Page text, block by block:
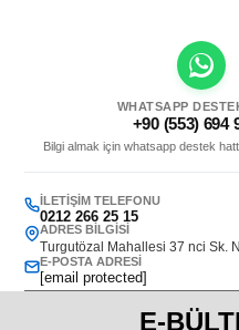
WHATSAPP
+90 (553) 694
Bilgi almak için whatsapp destek
İLETIŞIM TELEFONU
0212 266 25 15
ADRES BILGISI
Turgutözal Mahallesi 37 nci Sk.
E-POSTA ADRESI
[email protected]
E-